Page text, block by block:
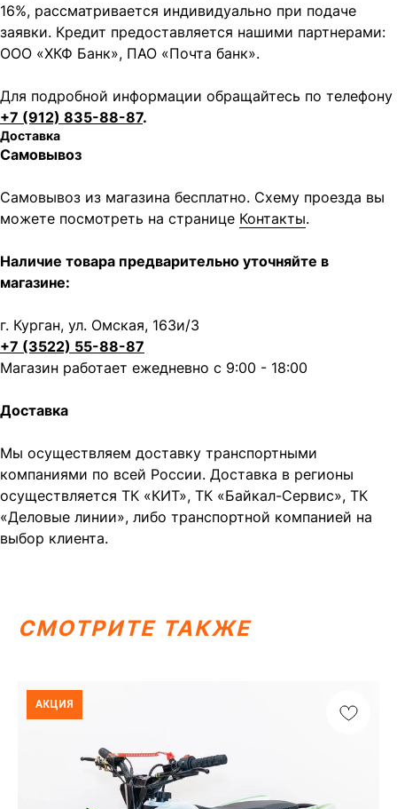
16%, рассматривается индивидуально при подаче
заявки. Кредит предоставляется нашими партнерами:
ООО «ХКФ Банк», ПАО «Почта банк».
Для подробной информации обращайтесь по телефону
+7 (912) 835-88-87.
Доставка
Самовывоз
Самовывоз из магазина бесплатно. Схему проезда вы
можете посмотреть на странице Контакты.
Наличие товара предварительно уточняйте в
магазине:
г. Курган, ул. Омская, 163и/3
+7 (3522) 55-88-87
Магазин работает ежедневно с 9:00 - 18:00
Доставка
Мы осуществляем доставку транспортными
компаниями по всей России. Доставка в регионы
осуществляется ТК «КИТ», ТК «Байкал-Сервис», ТК
«Деловые линии», либо транспортной компанией на
выбор клиента.
СМОТРИТЕ ТАКЖЕ
АКЦИЯ
ИП Каканова Анна Константиновна
ИНН 450164920881
2026, МотоТехника45
Вся представленная информация носит
положениями Статьи 437 (2) ГК РФ.